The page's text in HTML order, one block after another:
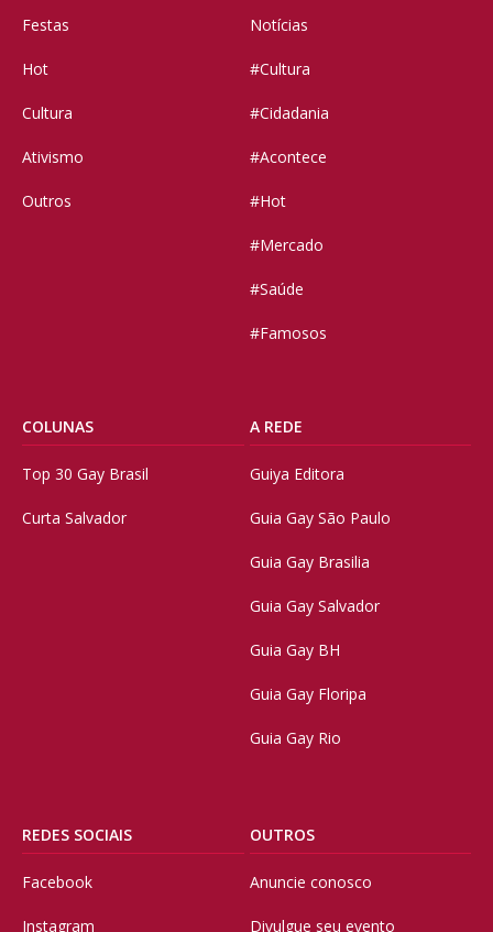
Festas
Hot
Cultura
Ativismo
Outros
Notícias
#Cultura
#Cidadania
#Acontece
#Hot
#Mercado
#Saúde
#Famosos
COLUNAS
Top 30 Gay Brasil
Curta Salvador
A REDE
Guiya Editora
Guia Gay São Paulo
Guia Gay Brasilia
Guia Gay Salvador
Guia Gay BH
Guia Gay Floripa
Guia Gay Rio
REDES SOCIAIS
Facebook
Instagram
OUTROS
Anuncie conosco
Divulgue seu evento